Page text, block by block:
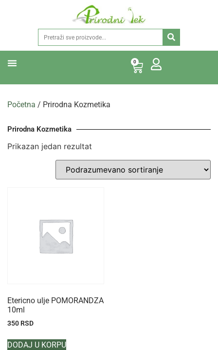
0
Početna / Prirodna Kozmetika
Prirodna Kozmetika
Prikazan jedan rezultat
Etericno ulje POMORANDZA
10ml
350 RSD
DODAJ U KORPU